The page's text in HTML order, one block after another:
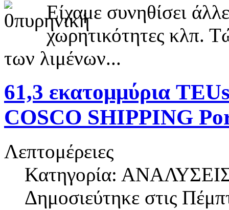
Είχαμε συνηθίσει
χωρητικότητες κλπ.
των λιμένων...
61,3 εκατομμύρια
COSCO SHIPPING
Λεπτομέρειες
Κατηγορία:
Δημοσιεύτηκε στις